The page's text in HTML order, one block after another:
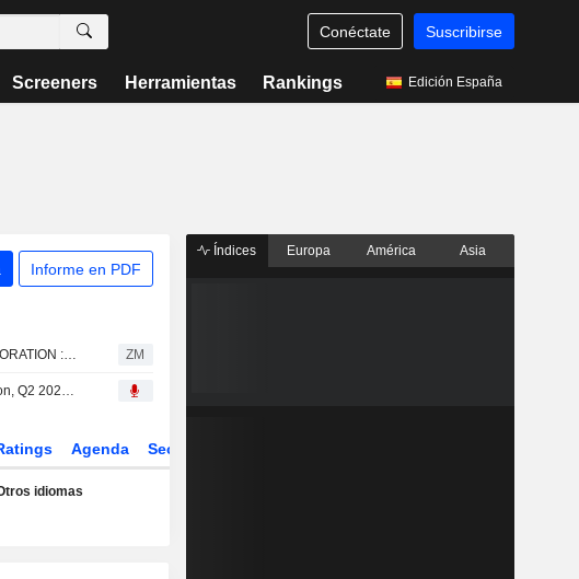
Conéctate Suscribirse
Screeners Herramientas Rankings Edición España
Informe en PDF
REALTY INCOME CORPORATION : El RBC Capital Markets continua con un recomendación de compra ZM
Realty Income Corporation, Q2 2026 Earnings Call, Aug 05, 2026
Agenda Sector
idiomas
Índices Europa América Asia